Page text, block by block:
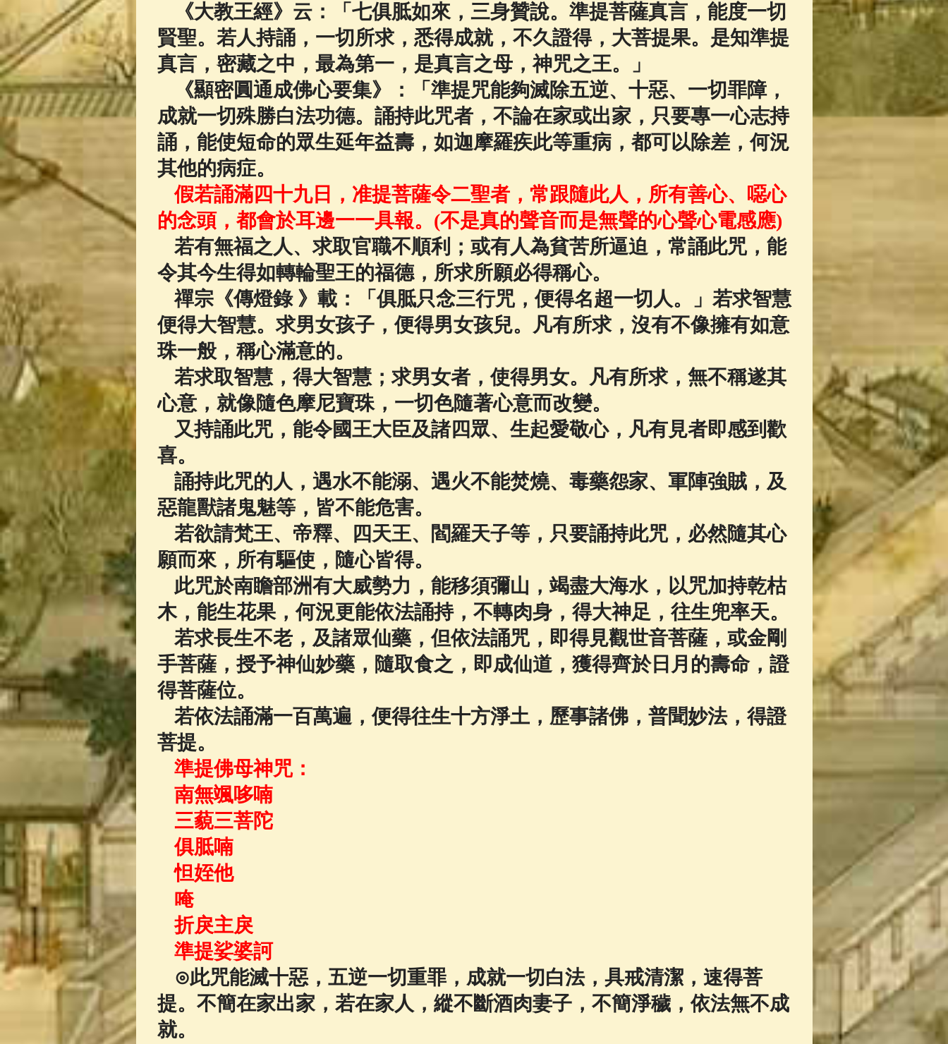
《大教王經》云：「七俱胝如來，三身贊說。準提菩薩真言，能度一切
賢聖。若人持誦，一切所求，悉得成就，不久證得，大菩提果。是知準提
真言，密藏之中，最為第一，是真言之母，神咒之王。」
《顯密圓通成佛心要集》：「準提咒能夠滅除五逆、十惡、一切罪障，
成就一切殊勝白法功德。誦持此咒者，不論在家或出家，只要專一心志持
誦，能使短命的眾生延年益壽，如迦摩羅疾此等重病，都可以除差，何況
其他的病症。
假若誦滿四十九日，准提菩薩令二聖者，常跟隨此人，所有善心、噁心
的念頭，都會於耳邊一一具報。(不是真的聲音而是無聲的心聲心電感應)
若有無福之人、求取官職不順利；或有人為貧苦所逼迫，常誦此咒，能
令其今生得如轉輪聖王的福德，所求所願必得稱心。
禪宗《傳燈錄 》載：「俱胝只念三行咒，便得名超一切人。」若求智慧
便得大智慧。求男女孩子，便得男女孩兒。凡有所求，沒有不像擁有如意
珠一般，稱心滿意的。
若求取智慧，得大智慧；求男女者，使得男女。凡有所求，無不稱遂其
心意，就像隨色摩尼寶珠，一切色隨著心意而改變。
又持誦此咒，能令國王大臣及諸四眾、生起愛敬心，凡有見者即感到歡
喜。
誦持此咒的人，遇水不能溺、遇火不能焚燒、毒藥怨家、軍陣強賊，及
惡龍獸諸鬼魅等，皆不能危害。
若欲請梵王、帝釋、四天王、閻羅天子等，只要誦持此咒，必然隨其心
願而來，所有驅使，隨心皆得。
此咒於南瞻部洲有大威勢力，能移須彌山，竭盡大海水，以咒加持乾枯
木，能生花果，何況更能依法誦持，不轉肉身，得大神足，往生兜率天。
若求長生不老，及諸眾仙藥，但依法誦咒，即得見觀世音菩薩，或金剛
手菩薩，授予神仙妙藥，隨取食之，即成仙道，獲得齊於日月的壽命，證
得菩薩位。
若依法誦滿一百萬遍，便得往生十方淨土，歷事諸佛，普聞妙法，得證
菩提。
準提佛母神咒：
南無颯哆喃
三藐三菩陀
俱胝喃
怛姪他
唵
折戾主戾
準提娑婆訶
⊙此咒能滅十惡，五逆一切重罪，成就一切白法，具戒清潔，速得菩
提。不簡在家出家，若在家人，縱不斷酒肉妻子，不簡淨穢，依法無不成
就。